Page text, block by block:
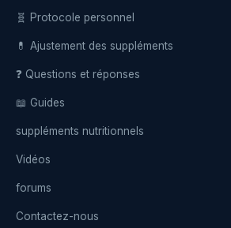
🧬 Protocole personnel
💊 Ajustement des suppléments
❓ Questions et réponses
📖 Guides
suppléments nutritionnels
Vidéos
forums
Contactez-nous